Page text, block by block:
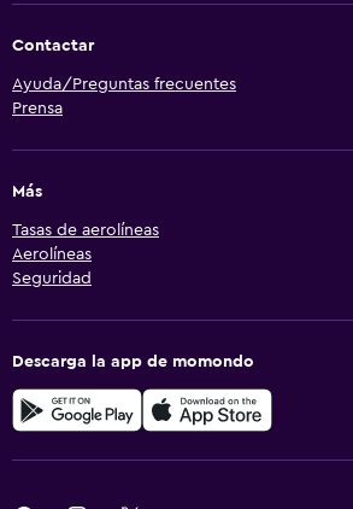
Contactar
Ayuda/Preguntas frecuentes
Prensa
Más
Tasas de aerolíneas
Aerolíneas
Seguridad
Descarga la app de momondo